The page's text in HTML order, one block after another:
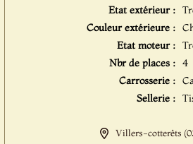
Etat extérieur :
Couleur extérieure :
Etat moteur :
Nbr de places : 4
Carrosserie :
Sellerie :
Villers-cotterêts